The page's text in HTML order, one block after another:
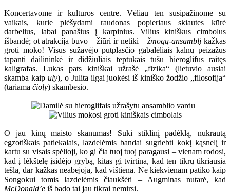
Koncertavome ir kultūros centre. Vėliau ten susipažinome su
vaikais, kurie plėšydami raudonas popieriaus skiautes kūrė
darbelius, labai panašius į karpinius. Vilius kiniškus cimbolus
išbandė; ot atrakcija buvo – žiūri ir netiki –žmogų-ansamblįkažkas
groti moko! Visus sužavėjo putplasčio gabalėliais kalnų peizažus
tapanti dailininkė ir didžiuliais teptukais tušu hieroglifus raitęs
kaligrafas. Lukas pats kiniškai užrašė „fizika“ (lietuvio ausiai
skamba kaip uly), o Julita ilgai juokėsi iš kiniško žodžio „filosofija“
(tariama čioly) skambesio.
O jau kinų maisto skanumas! Suki stiklinį padėklą, nukrautą
egzotiškais patiekalais, lazdelėmis bandai sugriebti kokį kąsnelį ir
kartu su visais spėlioji, ko gi čia tuoj tuoj paragausi – vienam rodosi,
kad į lėkštelę įsidėjo grybą, kitas gi tvirtina, kad ten tikrų tikriausia
tešla, dar kažkas neabejoja, kad vištiena. Ne kiekvienam patiko kaip
Songokui tomis lazdelėmis čiaukšėti – Augminas nutarė, kad
McDonald’e iš bado tai jau tikrai nemirsi.